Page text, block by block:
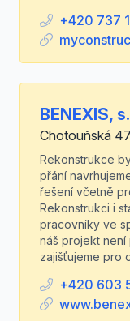
+420 737
BENEXIS,
Chotouňská
Rekonstrukce
přání
řešení včetně
Rekonstrukci i
pracovníky ve
náš projekt není
zajišťujeme pro
+420 603